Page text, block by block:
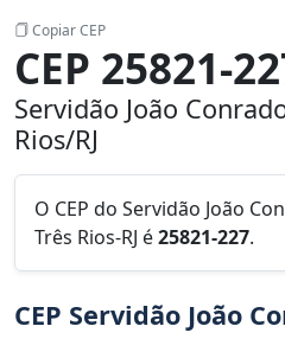
Copiar CEP
CEP 25821-
Servidão João
Rios/RJ
O CEP do Servidão João
Três Rios-RJ é25821-227.
CEP Servidão João